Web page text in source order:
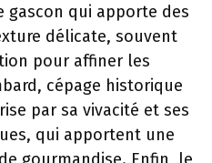
gascon qui apporte des
délicate, souvent
pour affiner les
cépage historique
par sa vivacité et ses
qui apportent une
gourmandise. Enfin, le